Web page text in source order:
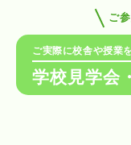
ご
ご実際に校舎や授業
学校見学会